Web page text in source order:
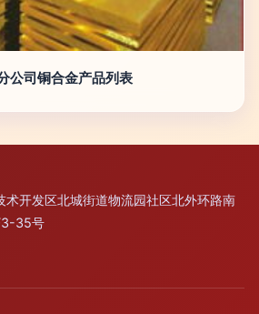
公司铜合金产品列表
术开发区北城街道物流园社区北外环路南
35号